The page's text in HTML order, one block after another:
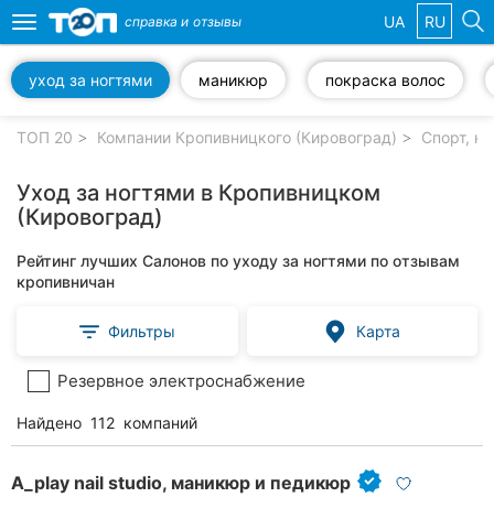
компании
рубрики:
клиники
Ветеринарные
клиники
Toggle
navigation
справка и отзывы UA RU
маникюр
уход за ногтями покраска волос
ТОП 20 Компании Кропивницкого (Кировоград) Спорт,
Уход за ногтями в Кропивницком
(Кировоград)
Рейтинг лучших Салонов по уходу за ногтями по отзывам
кропивничан
Фильтры Карта
Резервное электроснабжение
Найдено 112 компаний
A_play nail studio, маникюр и педикюр